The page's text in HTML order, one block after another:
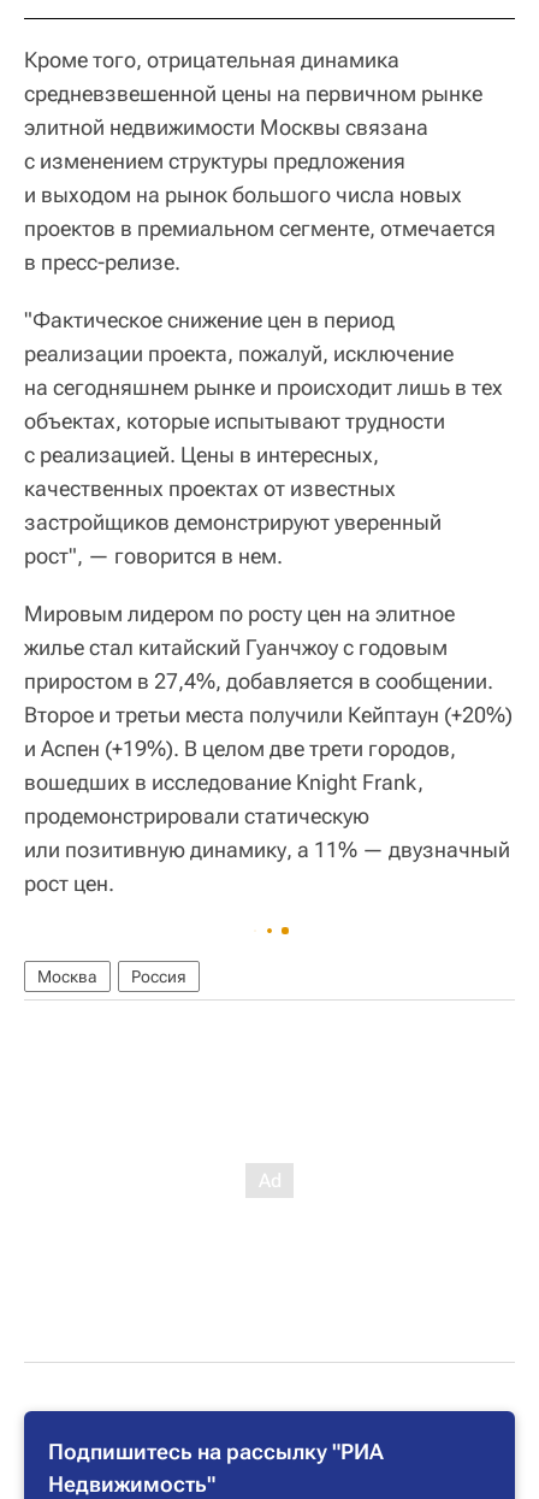
Кроме того, отрицательная динамика
средневзвешенной цены на первичном рынке
элитной недвижимости Москвы связана
с изменением структуры предложения
и выходом на рынок большого числа новых
проектов в премиальном сегменте, отмечается
в пресс-релизе.
"Фактическое снижение цен в период
реализации проекта, пожалуй, исключение
на сегодняшнем рынке и происходит лишь в тех
объектах, которые испытывают трудности
с реализацией. Цены в интересных,
качественных проектах от известных
застройщиков демонстрируют уверенный
рост", — говорится в нем.
Мировым лидером по росту цен на элитное
жилье стал китайский Гуанчжоу с годовым
приростом в 27,4%, добавляется в сообщении.
Второе и третьи места получили Кейптаун (+20%)
и Аспен (+19%). В целом две трети городов,
вошедших в исследование Knight Frank,
продемонстрировали статическую
или позитивную динамику, а 11% — двузначный
рост цен.
Москва Россия
Подпишитесь на рассылку "РИА
Недвижимость"